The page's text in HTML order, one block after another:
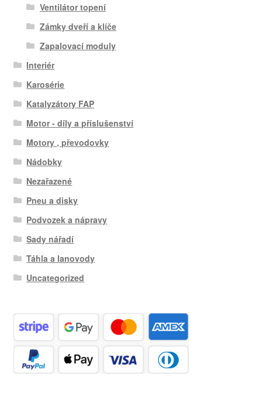
Ventilátor topení
Zámky dveří a klíče
Zapalovací moduly
Interiér
Karosérie
Katalyzátory FAP
Motor - díly a příslušenství
Motory , převodovky
Nádobky
Nezařazené
Pneu a disky
Podvozek a nápravy
Sady nářadí
Táhla a lanovody
Uncategorized